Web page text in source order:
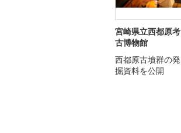
宮崎県立西都原考
古博物館
西都原古墳群の発
掘資料を公開